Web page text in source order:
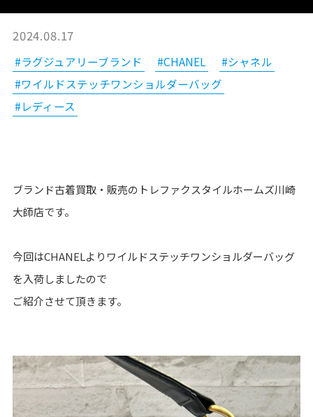
2024.08.17
#ラグジュアリーブランド #CHANEL
#シャネル
#ワイルドステッチワンショルダーバッグ
#レディース
ブランド古着買取・販売のトレファクスタイルホームズ川崎
大師店です。
今回はCHANELよりワイルドステッチワンショルダーバッグ
を入荷しましたので
ご紹介させて頂きます。